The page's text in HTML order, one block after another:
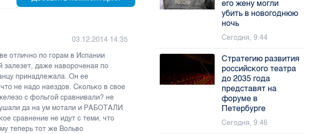
03.12.2014 14:35
отлично по горам в Испании
даже навороченая по
принадлежала. Он ее
не надо наездов. Сколько в свое
с фольгой сравнивали? не
да на ум мотали и РАБОТАЛИ
сравнение не идут с теми, что
теперь тот же Вольво
его жену могли
убить в новогоднюю
ночь
Сегодня, 9:44
Стратегию развития
российского театра
до 2035 года
представят на
форуме в
Петербурге
Сегодня, 9:46